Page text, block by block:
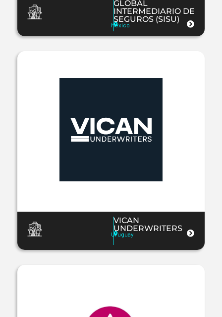
GLOBAL
INTERMEDIARIO DE
SEGUROS (SISU)
Mexico
VICAN
UNDERWRITERS
Uruguay